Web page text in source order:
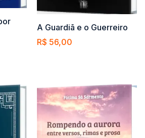
A Guardiã e o Guerreiro
R$ 56,00